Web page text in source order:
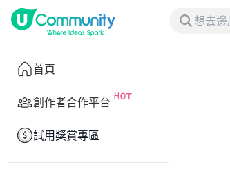
首頁
創作者合作平台
試用獎賞專區